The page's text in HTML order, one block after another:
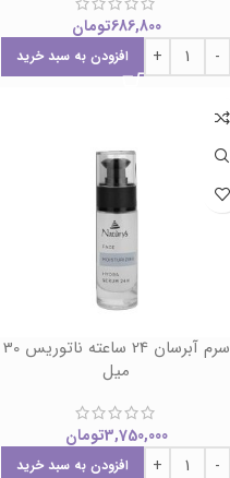
686,800تومان
افزودن به سبد خرید
سرم آبرسان 24 ساعته ناتوریس 30
میل
3,750,000تومان
افزودن به سبد خرید